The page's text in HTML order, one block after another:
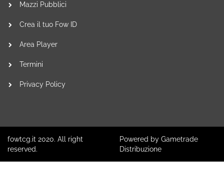
Mazzi Pubblici
Crea il tuo Fow ID
Area Player
Termini
Privacy Policy
fowtcg.it 2020. All right
reserved.
Powered by Gametrade
Distribuzione